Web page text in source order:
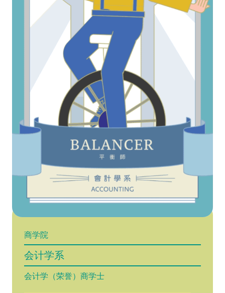
商学院
会计学系
会计学（荣誉）商学士